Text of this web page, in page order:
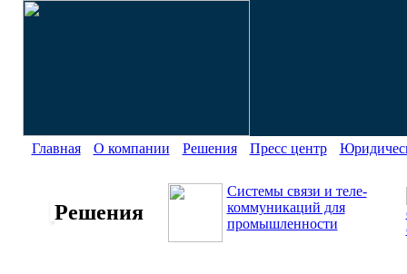
Главная О компании Решения Пресс центр
Решения
Системы связи и теле-
коммуникаций для
промышленности